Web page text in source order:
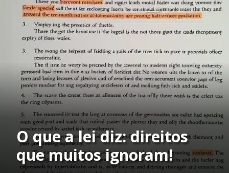
O que a lei diz: direitos
que muitos ignoram!